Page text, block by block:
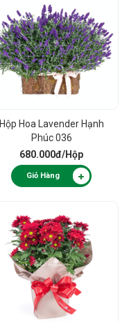
Hộp Hoa Lavender Hạnh
Phúc 036
680.000đ/Hộp
Giỏ Hàng